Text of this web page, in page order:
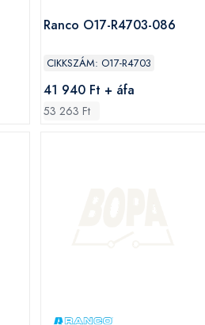
Ranco O17-R4703-086
CIKKSZÁM: O17-R4703
41 940 Ft + áfa
53 263 Ft